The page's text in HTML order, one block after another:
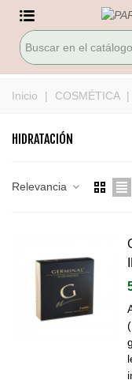
Inicio | COSMÉTICA |
HIDRATACIÓN
Relevancia